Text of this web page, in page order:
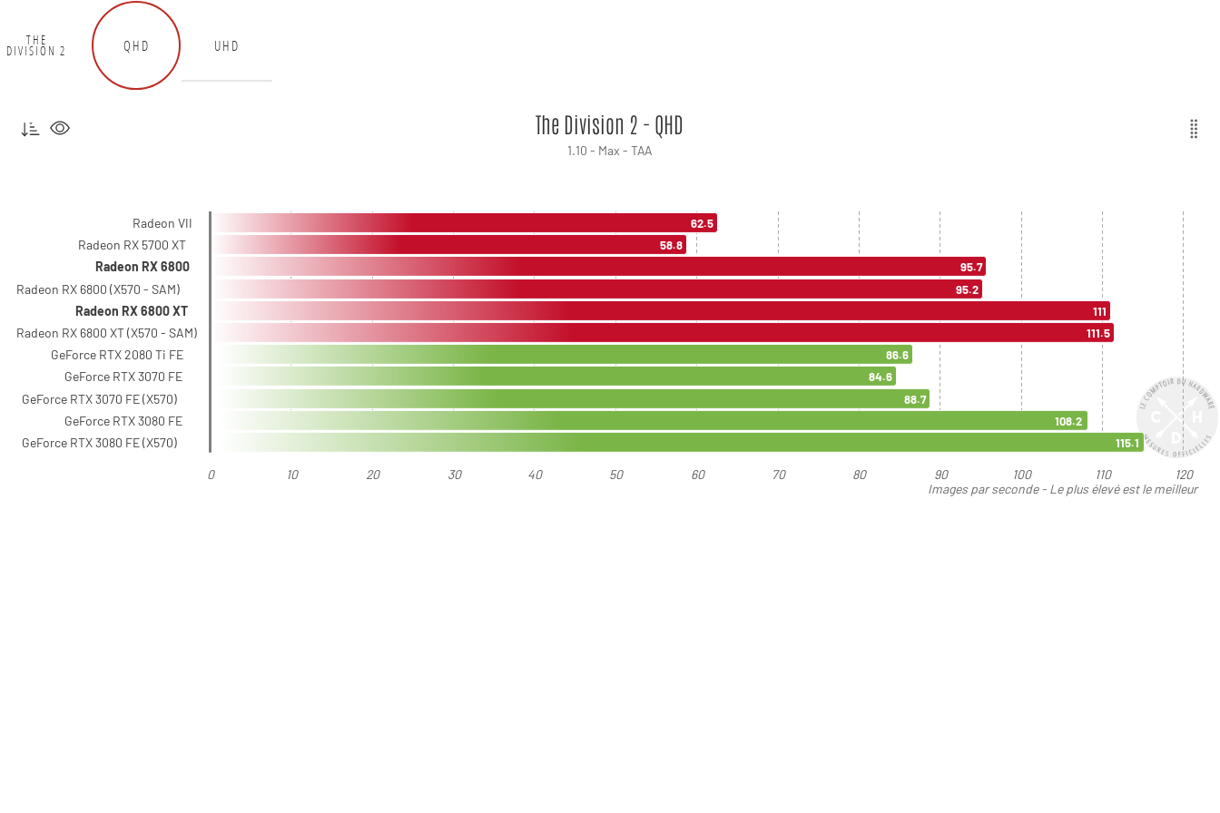
THE
DIVISION 2 QHD UHD
Images par seconde - Le plus élevé est le meilleur
The Division 2 - QHD
1.10 - Max - TAA
0 10 20 30 40 50 60 70 80 90 100 110 120
Radeon VII
Radeon RX 5700 XT
Radeon RX 6800
Radeon RX 6800 (X570 - SAM)
Radeon RX 6800 XT
Radeon RX 6800 XT (X570 - SAM)
GeForce RTX 2080 Ti FE
GeForce RTX 3070 FE
GeForce RTX 3070 FE (X570)
GeForce RTX 3080 FE
GeForce RTX 3080 FE (X570)
62.5
58.8
95.7
95.2
111
111.5
86.6
84.6
88.7
108.2
115.1